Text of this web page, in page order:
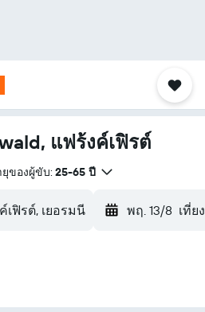
แฟร้งค์เฟิรต์
ยุของผู้ขับ: 25-65 ปี
เฟิรต์, เยอรมนี พฤ. 13/8 เที่ย